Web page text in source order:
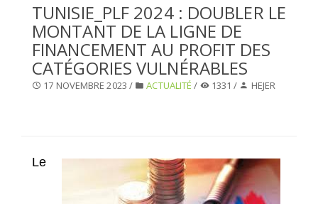
SÉLECTIONNEZ UN DOSSIER
SELECTIONNEZ UNE SECTION
TUNISIE_PLF 2024 : DOUBLER LE
MONTANT DE LA LIGNE DE
FINANCEMENT AU PROFIT DES
CATÉGORIES VULNÉRABLES
17 NOVEMBRE 2023 / ACTUALITÉ / 1331 / HEJER
Le